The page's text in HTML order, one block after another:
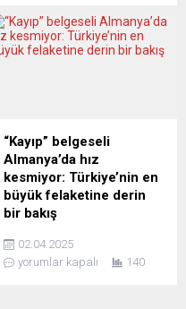
fotoğrafları bir yandan
Zelenska’nın hem eşiyle
derginin verilen mesaj için
uygun bir mecra olup
olmadığını irdeliyor. EL...
“Kayıp” belgeseli
Almanya’da hız
kesmiyor: Türkiye’nin en
büyük felaketine derin
bir bakış
Türkiye’de büyük yankı
uyandıran “Kayıp” belgesel
filmi, Almanya’daki
02.04.2025
yorumlar kapalı
140